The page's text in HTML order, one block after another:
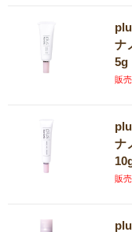
ナ
5g
販
ナ
販